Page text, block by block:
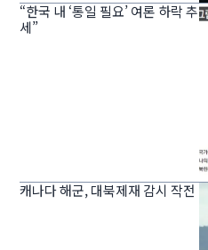
“한국 내 ‘통일 필요’ 여론 하락 추
세”
캐나다 해군, 대북제재 감시 작전